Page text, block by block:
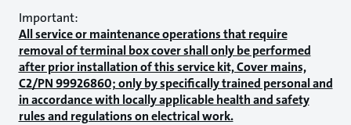
Important:
All service or maintenance operations that require
removal of terminal box cover shall only be performed
after prior installation of this service kit, Cover mains,
C2/PN 99926860; only by specifically trained personal and
in accordance with locally applicable health and safety
rules and regulations on electrical work.